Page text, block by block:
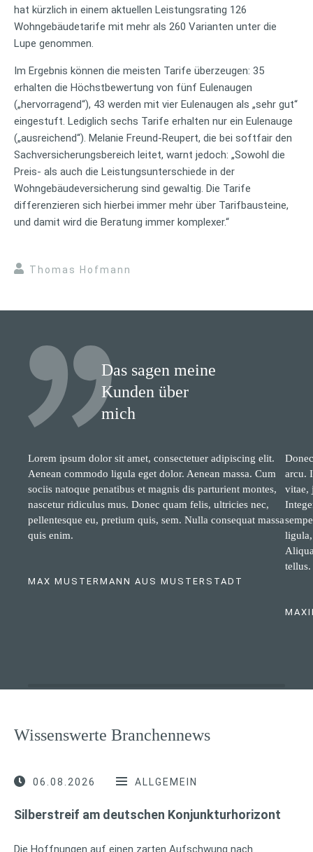
hat kürzlich in einem aktuellen Leistungsrating 126
Wohngebäudetarife mit mehr als 260 Varianten unter die
Lupe genommen.
Im Ergebnis können die meisten Tarife überzeugen: 35
erhalten die Höchstbewertung von fünf Eulenaugen
(„hervorragend“), 43 werden mit vier Eulenaugen als „sehr gut“
eingestuft. Lediglich sechs Tarife erhalten nur ein Eulenauge
(„ausreichend“). Melanie Freund-Reupert, die bei softfair den
Sachversicherungsbereich leitet, warnt jedoch: „Sowohl die
Preis- als auch die Leistungsunterschiede in der
Wohngebäudeversicherung sind gewaltig. Die Tarife
differenzieren sich hierbei immer mehr über Tarifbausteine,
und damit wird die Beratung immer komplexer.“
Thomas Hofmann
Das sagen meine
Kunden über
mich
Lorem ipsum dolor sit amet, consectetuer adipiscing elit.
Aenean commodo ligula eget dolor. Aenean massa. Cum
sociis natoque penatibus et magnis dis parturient montes,
nascetur ridiculus mus. Donec quam felis, ultricies nec,
pellentesque eu, pretium quis, sem. Nulla consequat massa
quis enim.
MAX MUSTERMANN AUS MUSTERSTADT
arcu.
vitae,
tellus.
Wissenswerte Branchennews
06.08.2026 ALLGEMEIN
Silberstreif am deutschen Konjunkturhorizont
Die Hoffnungen auf einen zarten Aufschwung nach